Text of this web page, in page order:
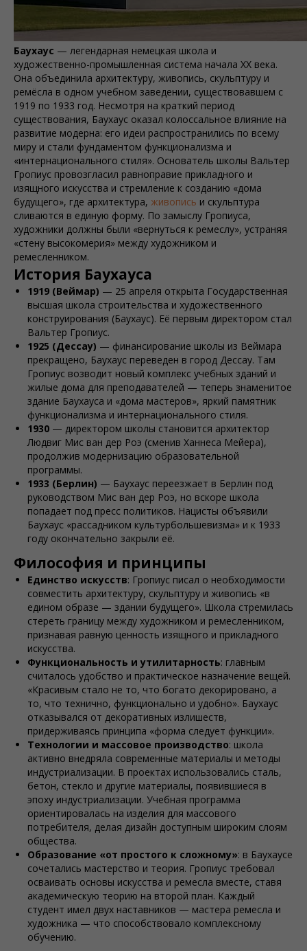
Баухаус — легендарная немецкая школа и
художественно-промышленная система начала XX века.
Она объединила архитектуру, живопись, скульптуру и
ремёсла в одном учебном заведении, существовавшем с
1919 по 1933 год. Несмотря на краткий период
существования, Баухаус оказал колоссальное влияние на
развитие модерна: его идеи распространились по всему
миру и стали фундаментом функционализма и
«интернационального стиля». Основатель школы Вальтер
Гропиус провозгласил равноправие прикладного и
изящного искусства и стремление к созданию «дома
будущего», где архитектура, живопись и скульптура
сливаются в единую форму. По замыслу Гропиуса,
художники должны были «вернуться к ремеслу», устраняя
«стену высокомерия» между художником и
ремесленником.
История Баухауcа
1919 (Веймар) — 25 апреля открыта Государственная
высшая школа строительства и художественного
конструирования (Баухаус). Её первым директором стал
Вальтер Гропиус.
1925 (Дессау) — финансирование школы из Веймара
прекращено, Баухаус переведен в город Дессау. Там
Гропиус возводит новый комплекс учебных зданий и
жилые дома для преподавателей — теперь знаменитое
здание Баухауcа и «дома мастеров», яркий памятник
функционализма и интернационального стиля.
1930 — директором школы становится архитектор
Людвиг Мис ван дер Роэ (сменив Ханнеса Мейера),
продолжив модернизацию образовательной
программы.
1933 (Берлин) — Баухауc переезжает в Берлин под
руководством Мис ван дер Роэ, но вскоре школа
попадает под пресс политиков. Нацисты объявили
Баухаус «рассадником культурбольшевизма» и к 1933
году окончательно закрыли её.
Философия и принципы
Единство искусств: Гропиус писал о необходимости
совместить архитектуру, скульптуру и живопись «в
едином образе — здании будущего». Школа стремилась
стереть границу между художником и ремесленником,
признавая равную ценность изящного и прикладного
искусства.
Функциональность и утилитарность: главным
считалось удобство и практическое назначение вещей.
«Красивым стало не то, что богато декорировано, а
то, что технично, функционально и удобно». Баухаус
отказывался от декоративных излишеств,
придерживаясь принципа «форма следует функции».
Технологии и массовое производство: школа
активно внедряла современные материалы и методы
индустриализации. В проектах использовались сталь,
бетон, стекло и другие материалы, появившиеся в
эпоху индустриализации. Учебная программа
ориентировалась на изделия для массового
потребителя, делая дизайн доступным широким слоям
общества.
Образование «от простого к сложному»: в Баухаусе
сочетались мастерство и теория. Гропиус требовал
осваивать основы искусства и ремесла вместе, ставя
академическую теорию на второй план. Каждый
студент имел двух наставников — мастера ремесла и
художника — что способствовало комплексному
обучению.